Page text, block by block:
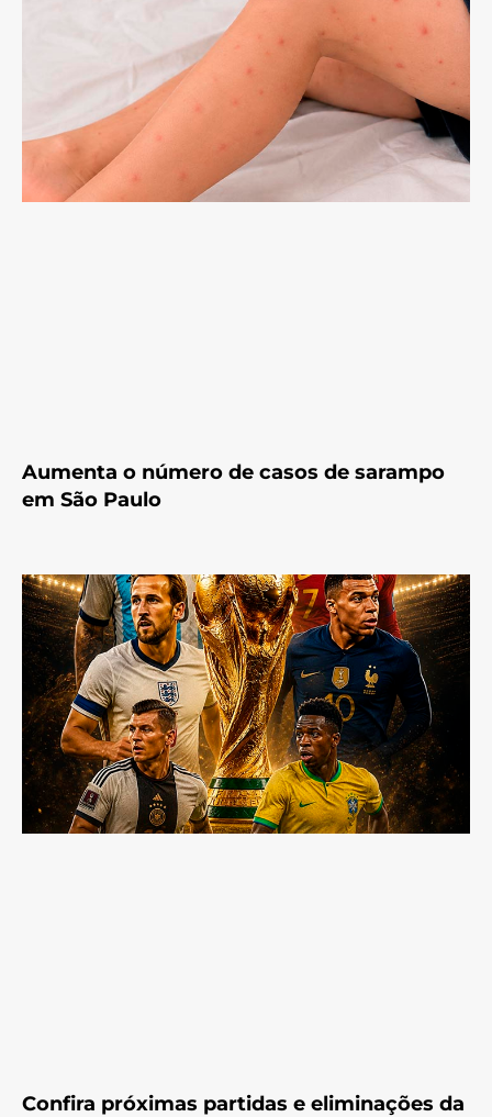
Aumenta o número de casos de sarampo
em São Paulo
Confira próximas partidas e eliminações da